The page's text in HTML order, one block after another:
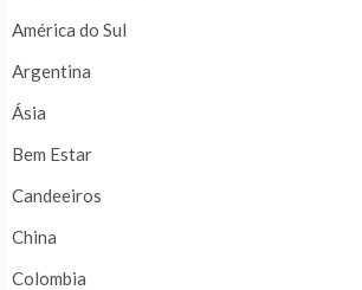
América do Sul
Argentina
Ásia
Bem Estar
Candeeiros
China
Colombia